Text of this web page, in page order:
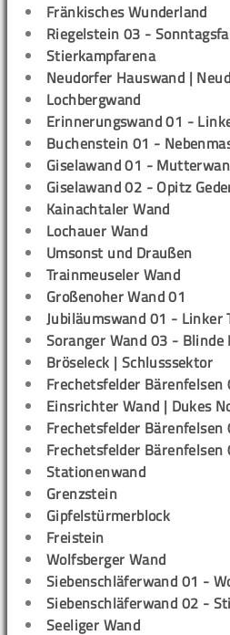
Fränkisches Wunderland
Riegelstein 03 -
Stierkampfarena
Neudorfer Hauswand |
Lochbergwand
Erinnerungswand 01 -
Buchenstein 01 -
Giselawand 01 -
Giselawand 02 - Opitz
Kainachtaler Wand
Lochauer Wand
Umsonst und Draußen
Trainmeuseler Wand
Großenoher Wand 01
Jubiläumswand 01 - Linker
Soranger Wand 03 - Blinde
Bröseleck | Schlusssektor
Frechetsfelder Bärenfelsen
Einsrichter Wand | Dukes
Frechetsfelder Bärenfelsen
Frechetsfelder Bärenfelsen
Stationenwand
Grenzstein
Gipfelstürmerblock
Freistein
Wolfsberger Wand
Siebenschläferwand 01 -
Siebenschläferwand 02 -
Seeliger Wand